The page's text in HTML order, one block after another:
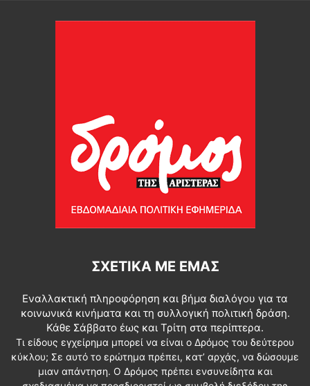
ΣΧΕΤΙΚΆ ΜΕ ΕΜΆΣ
Εναλλακτική πληροφόρηση και βήμα διαλόγου για τα
κοινωνικά κινήματα και τη συλλογική πολιτική δράση.
Κάθε Σάββατο έως και Τρίτη στα περίπτερα.
Τι είδους εγχείρημα μπορεί να είναι ο Δρόμος του δεύτερου
κύκλου; Σε αυτό το ερώτημα πρέπει, κατ’ αρχάς, να δώσουμε
μιαν απάντηση. Ο Δρόμος πρέπει ενσυνείδητα και